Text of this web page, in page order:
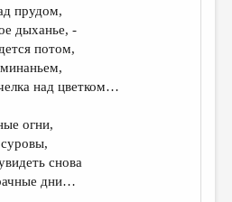
прудом,
дыханье, -
потом,
над цветком…
огни,
снова
дни…